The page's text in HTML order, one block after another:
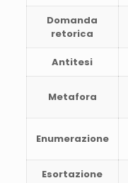
Domanda
retorica
Antitesi
Metafora
Enumerazione
Esortazione